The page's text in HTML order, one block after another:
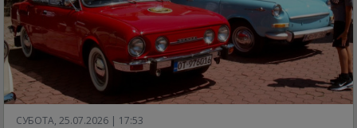
СУБОТА, 25.07.2026 | 17:53